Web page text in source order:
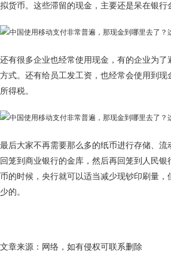
拟货币。这些滞留的现金，主要还是呆在银行
还有很多企业也经常使用现金，有的企业为了
方式。还有给员工发工资，也经常会使用到现
所得税。
最后大家不再需要那么多的纸币进行存储、
回笼到商业银行的金库，然后再回笼到人民
币的时候，央行就可以适当减少现钞印刷量
少的。
文章来源：网络，如有侵权可联系删除